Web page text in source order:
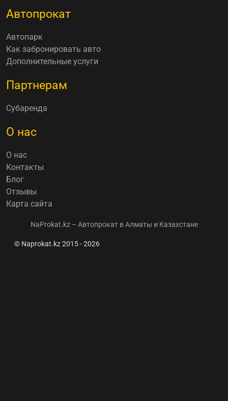
Автопрокат
Автопарк
Как забронировать авто
Дополнительные услуги
Партнерам
Субаренда
О нас
О нас
Контакты
Блог
Отзывы
Карта сайта
NaProkat.kz – Автопрокат в Алматы и Казахстане
© Naprokat.kz 2015 - 2026